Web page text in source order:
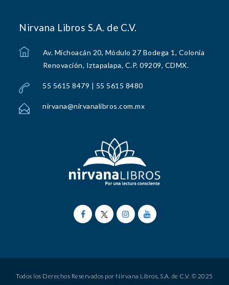
Nirvana Libros S.A. de C.V.
Av. Michoacán 20, Módulo 27 Bodega 1, Colonia
Renovación, Iztapalapa, C.P. 09209, CDMX.
55 5615 8479 | 55 5615 8480
nirvana@nirvanalibros.com.mx
Todos los Derechos Reservados por Nirvana Libros, S.A. de C.V. © 2025